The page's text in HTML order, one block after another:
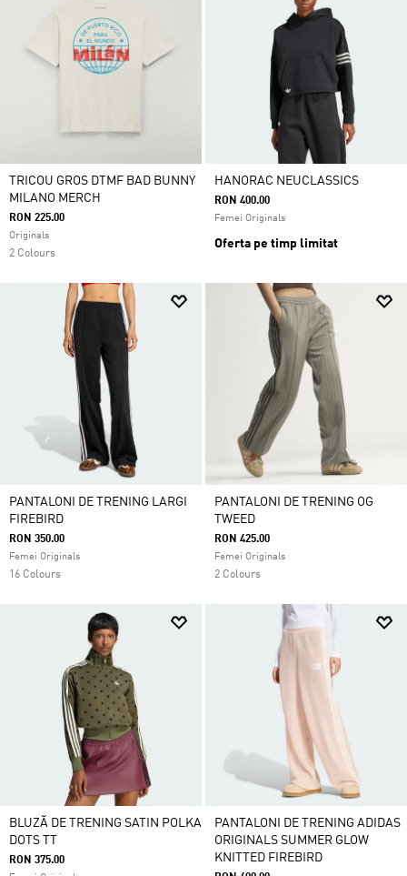
TRICOU GROS DTMF BAD BUNNY
MILANO MERCH
RON 225.00
Originals
2 Colours
HANORAC NEUCLASSICS
RON 400.00
Femei Originals
Oferta pe timp limitat
PANTALONI DE TRENING LARGI
FIREBIRD
RON 350.00
Femei Originals
16 Colours
PANTALONI DE TRENING OG
TWEED
RON 425.00
Femei Originals
2 Colours
BLUZĂ DE TRENING SATIN POLKA
DOTS TT
RON 375.00
PANTALONI DE TRENING ADIDAS
ORIGINALS SUMMER GLOW
KNITTED FIREBIRD